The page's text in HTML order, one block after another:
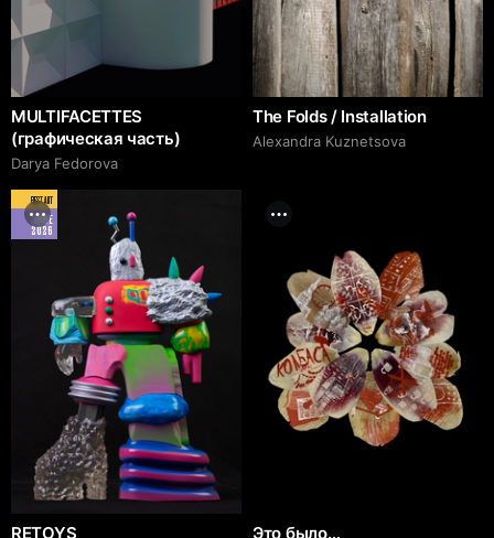
MULTIFACETTES
(графическая часть)
Darya Fedorova
The Folds / Installation
Alexandra Kuznetsova
BEST ART
JUNE
2026
RETOYS Это было…